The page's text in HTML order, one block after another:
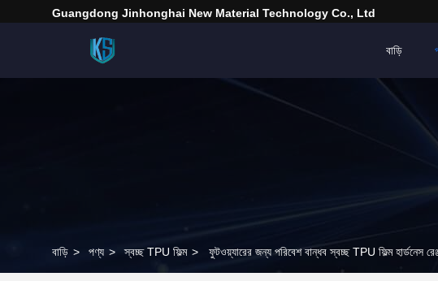
Guangdong Jinhonghai New Material Technology Co., Ltd
বাড়ি
বাড়ি > পণ্য > স্বচ্ছ TPU ফিল্ম > ফুটওয়্যারের জন্য পরিবেশ বান্ধব স্বচ্ছ TPU ফিল্ম হার্ডনেস